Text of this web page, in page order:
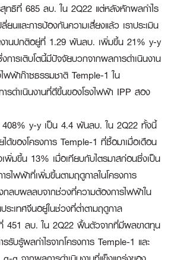
สุทธิที่ 685 ลบ. ใน 2Q22 แต่หลังหักผลกำไร
ยนและการป้องกันความเสี่ยงแล้ว เราประเมิน
นงานปกติอยู่ที่ 1.29 พันลบ. เพิ่มขึ้น 21% y-y
ารเติบโตนี้มีปัจจัยบวกจากผลการดำเนินงาน
ฟฟ้าก๊าซธรรมชาติ Temple-1 ใน
ารดำเนินงานที่ดีขึ้นของโรงไฟฟ้า IPP สอง
408% y-y เป็น 4.4 พันลบ. ใน 2Q22 ทั้งนี้
ได้ของโครงการ Temple-1 ที่ซื้อมาเมื่อเดือน
พิ่มขึ้น 13% เมื่อเทียบกับไตรมาสก่อนซึ่งเป็น
ไฟฟ้าที่เพิ่มขึ้นตามฤดูกาลในโครงการ
ลบผลลบจากช่วงที่ความต้องการไฟฟ้าใน
ระเทศจีนอยู่ในช่วงที่ต่ำตามฤดูกาล
451 ลบ. ใน 2Q22 ฟื้นตัวจากที่มีผลขาดทุน
รับรู้ผลกำไรจากโครงการ Temple-1 และ